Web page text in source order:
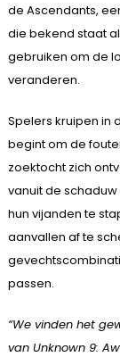
de Ascendants,
die bekend staat
gebruiken om de
veranderen.
Spelers kruipen in
begint om de
zoektocht zich
vanuit de
hun vijanden te
aanvallen af te
passen.
“We vinden het
van Unknown 9: